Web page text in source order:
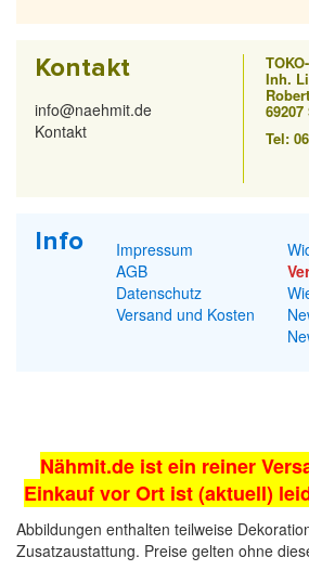
Kontakt
info@naehmit.de
Kontakt
Inh.
Tel:
Info
Impressum
AGB
Datenschutz
Versand und Kosten
Nähmit.de ist ein reiner
Einkauf vor Ort ist (aktuell)
Abbildungen enthalten teilweise
Zusatzaustattung. Preise gelten ohne